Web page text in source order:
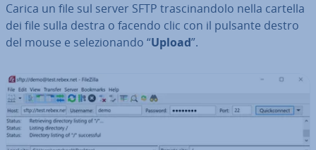
Carica un file sul server SFTP tra­sci­nan­do­lo nella cartella
dei file sulla destra o facendo clic con il pulsante destro
del mouse e se­le­zio­nan­do “Upload”.